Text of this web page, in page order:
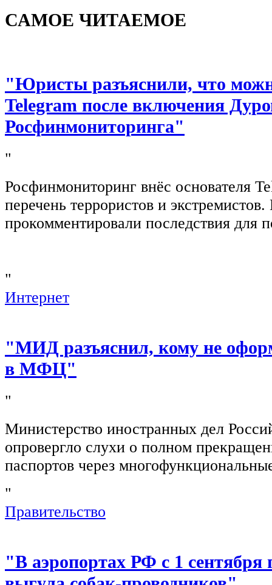
САМОЕ ЧИТАЕМОЕ
"Юристы разъяснили, что
Telegram после включения
Росфинмониторинга"
"
Росфинмониторинг внёс основателя
перечень террористов и
прокомментировали последствия для
"
Интернет
"МИД разъяснил, кому не
в МФЦ"
"
Министерство иностранных дел
опровергло слухи о полном
паспортов через
"
Правительство
"В аэропортах РФ с 1 сентября